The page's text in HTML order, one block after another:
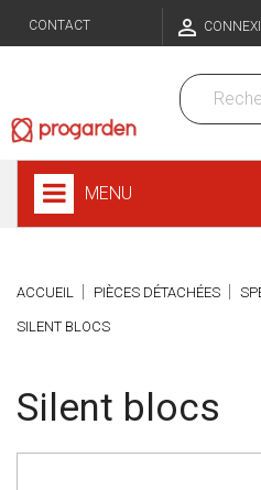
CONTACT 
MENU
ACCUEIL PIÈCES DÉTACHÉES
SILENT BLOCS
Silent blocs